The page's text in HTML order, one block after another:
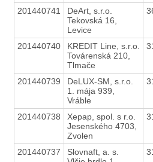
201440741
DeArt, s.r.o.
Tekovská 16,
Levice
201440740
KREDIT Line, s.r.o.
Továrenská 210,
Tlmače
201440739
DeLUX-SM, s.r.o.
1. mája 939,
Vráble
201440738
Xepap, spol. s r.o.
Jesenského 4703,
Zvolen
201440737
Slovnaft, a. s.